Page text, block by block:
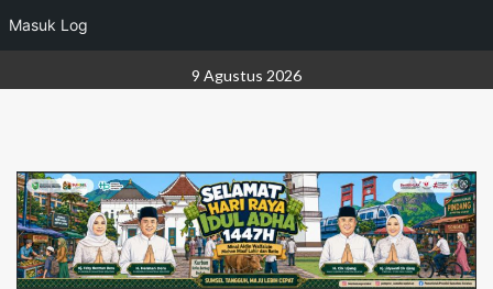
Masuk Log
to
9 Agustus 2026